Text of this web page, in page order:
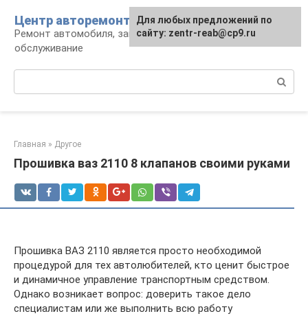
контенту
Центр авторемонта
Ремонт автомобиля, запчасти и
обслуживание
Главная » Другое
Прошивка ваз 2110 8 клапанов своими руками
Прошивка ВАЗ 2110 является просто необходимой
процедурой для тех автолюбителей, кто ценит быстрое
и динамичное управление транспортным средством.
Однако возникает вопрос: доверить такое дело
специалистам или же выполнить всю работу
Для любых предложений по
сайту: zentr-reab@cp9.ru